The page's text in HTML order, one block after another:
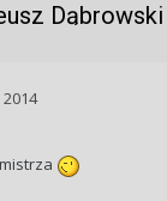
Dąbrowski